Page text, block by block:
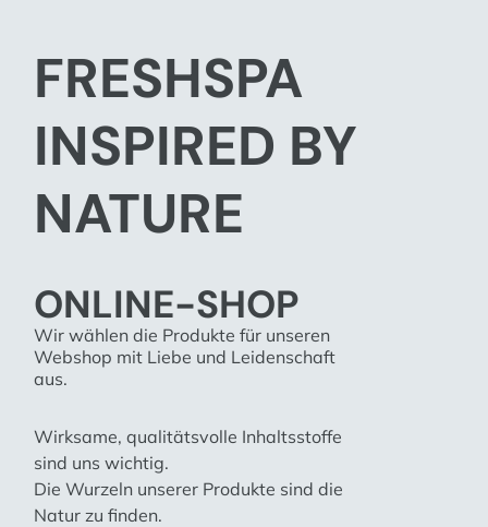
FRESHSPA
INSPIRED BY
NATURE
ONLINE-SHOP
Wir wählen die Produkte für unseren
Webshop mit Liebe und Leidenschaft
aus.
Wirksame, qualitätsvolle Inhaltsstoffe
sind uns wichtig.
Die Wurzeln unserer Produkte sind die
Natur zu finden.